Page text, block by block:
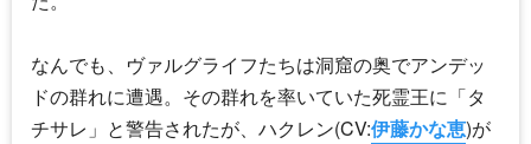
なんでも、ヴァルグライフたちは洞窟の奥でアンデッ
ドの群れに遭遇。その群れを率いていた死霊王に「タ
チサレ」と警告されたが、ハクレン(CV:伊藤かな恵)が